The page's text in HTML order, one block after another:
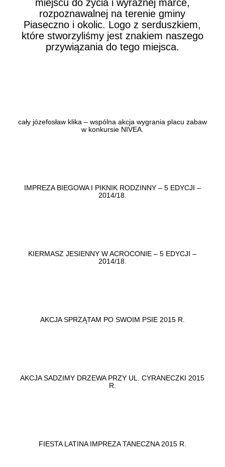
miejscu do życia i wyraźnej marce,
rozpoznawalnej na terenie gminy
Piaseczno i okolic. Logo z serduszkiem,
które stworzyliśmy jest znakiem naszego
przywiązania do tego miejsca.
cały józefosław klika – wspólna akcja wygrania placu zabaw
w konkursie NIVEA.
IMPREZA BIEGOWA I PIKNIK RODZINNY – 5 EDYCJI –
2014/18.
KIERMASZ JESIENNY W ACROCONIE – 5 EDYCJI –
2014/18.
AKCJA SPRZĄTAM PO SWOIM PSIE 2015 R.
AKCJA SADZIMY DRZEWA PRZY UL. CYRANECZKI 2015
R.
FIESTA LATINA IMPREZA TANECZNA 2015 R.